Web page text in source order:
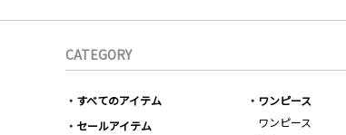
CATEGORY
すべてのアイテム
セールアイテム
ワンピース
ワンピース